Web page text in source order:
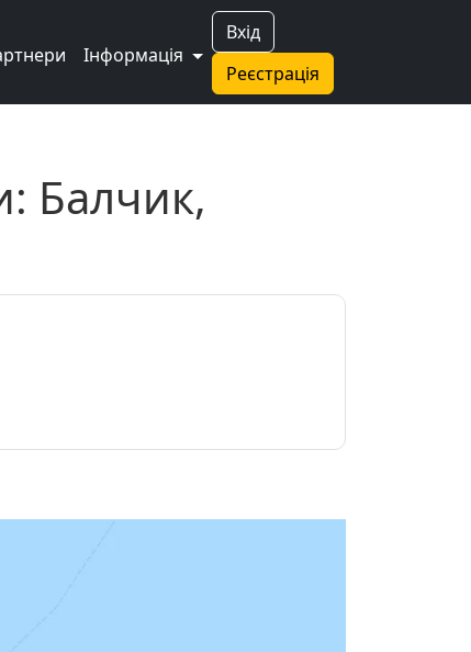
Вхід
Реєстрація
Інформація
Балчик,